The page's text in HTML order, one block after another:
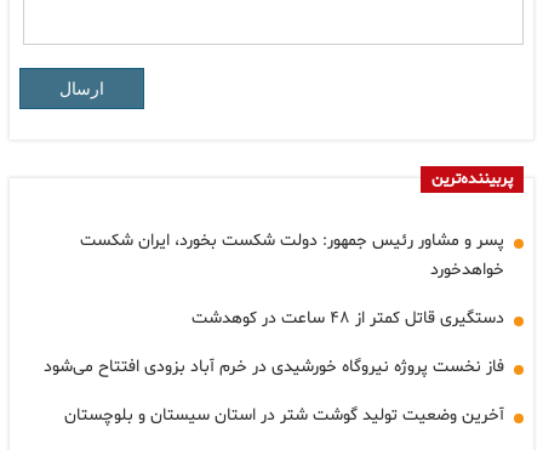
ارسال
پربیننده‌ترین
پسر و مشاور رئیس جمهور: دولت شکست بخورد، ایران شکست
خواهدخورد
دستگیری قاتل کمتر از ۴۸ ساعت در کوهدشت
فاز نخست پروژه نیروگاه خورشیدی در خرم آباد بزودی افتتاح می‌شود
آخرین وضعیت تولید گوشت شتر در استان سیستان و بلوچستان